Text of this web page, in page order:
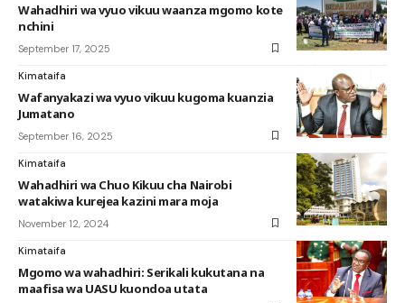
Wahadhiri wa vyuo vikuu waanza mgomo kote
nchini
September 17, 2025
Kimataifa
Wafanyakazi wa vyuo vikuu kugoma kuanzia
Jumatano
September 16, 2025
Kimataifa
Wahadhiri wa Chuo Kikuu cha Nairobi
watakiwa kurejea kazini mara moja
November 12, 2024
Kimataifa
Mgomo wa wahadhiri: Serikali kukutana na
maafisa wa UASU kuondoa utata